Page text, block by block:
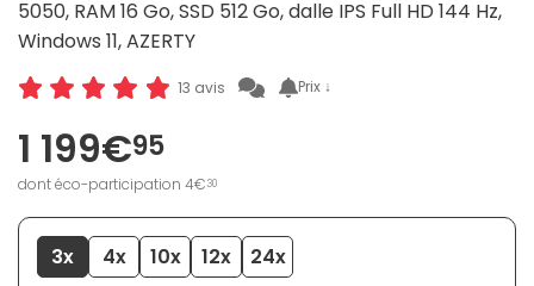
5050, RAM 16 Go, SSD 512 Go, dalle IPS Full HD 144 Hz,
Windows 11, AZERTY
13 avis Prix ↓
1 199€95
dont éco-participation 4€30
3x 4x 10x 12x
24x